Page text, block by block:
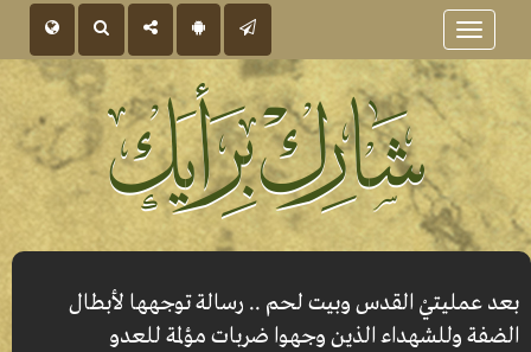
Toggle
navigation
بعد عمليتيْ القدس وبيت لحم .. رسالة توجهها لأبطال
الضفة وللشهداء الذين وجهوا ضربات مؤلمة للعدو